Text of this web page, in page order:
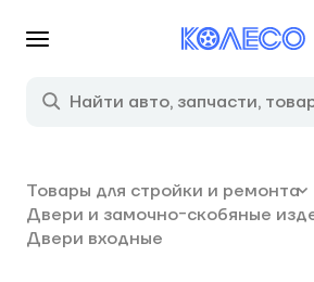
Товары для стройки и ремонта
Двери и замочно-скобяные
Двери входные